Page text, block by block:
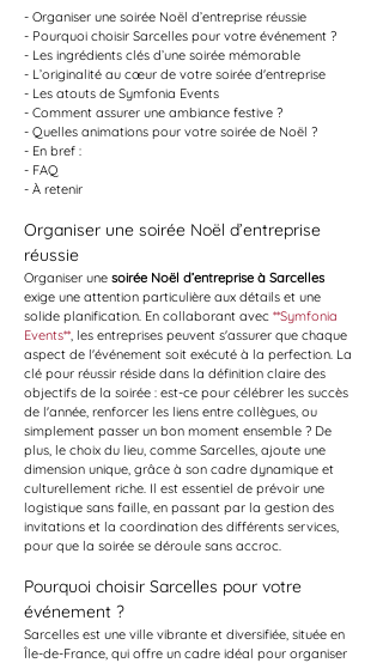
- Organiser une soirée Noël d’entreprise réussie
- Pourquoi choisir Sarcelles pour votre événement ?
- Les ingrédients clés d’une soirée mémorable
- L’originalité au cœur de votre soirée d'entreprise
- Les atouts de Symfonia Events
- Comment assurer une ambiance festive ?
- Quelles animations pour votre soirée de Noël ?
- En bref :
- FAQ
- À retenir
Organiser une soirée Noël d’entreprise
réussie
Organiser une soirée Noël d’entreprise à Sarcelles
exige une attention particulière aux détails et une
solide planification. En collaborant avec **Symfonia
Events**, les entreprises peuvent s'assurer que chaque
aspect de l'événement soit exécuté à la perfection. La
clé pour réussir réside dans la définition claire des
objectifs de la soirée : est-ce pour célébrer les succès
de l'année, renforcer les liens entre collègues, ou
simplement passer un bon moment ensemble ? De
plus, le choix du lieu, comme Sarcelles, ajoute une
dimension unique, grâce à son cadre dynamique et
culturellement riche. Il est essentiel de prévoir une
logistique sans faille, en passant par la gestion des
invitations et la coordination des différents services,
pour que la soirée se déroule sans accroc.
Pourquoi choisir Sarcelles pour votre
événement ?
Sarcelles est une ville vibrante et diversifiée, située en
Île-de-France, qui offre un cadre idéal pour organiser